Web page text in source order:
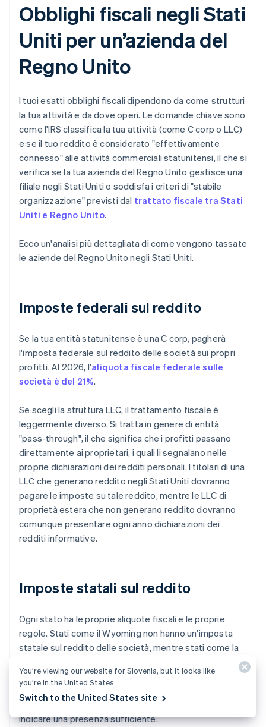
Obblighi fiscali negli Stati
Uniti per un’azienda del
Regno Unito
I tuoi esatti obblighi fiscali dipendono da come strutturi
la tua attività e da dove operi. Le domande chiave sono
come l'IRS classifica la tua attività (come C corp o LLC)
e se il tuo reddito è considerato "effettivamente
connesso" alle attività commerciali statunitensi, il che si
verifica se la tua azienda del Regno Unito gestisce una
filiale negli Stati Uniti o soddisfa i criteri di "stabile
organizzazione" previsti dal trattato fiscale tra Stati
Uniti e Regno Unito.
Ecco un'analisi più dettagliata di come vengono tassate
le aziende del Regno Unito negli Stati Uniti.
Imposte federali sul reddito
Se la tua entità statunitense è una C corp, pagherà
l'imposta federale sul reddito delle società sui propri
profitti. Al 2026, l'aliquota fiscale federale sulle
società è del 21%.
Se scegli la struttura LLC, il trattamento fiscale è
leggermente diverso. Si tratta in genere di entità
"pass-through", il che significa che i profitti passano
direttamente ai proprietari, i quali li segnalano nelle
proprie dichiarazioni dei redditi personali. I titolari di una
LLC che generano reddito negli Stati Uniti dovranno
pagare le imposte su tale reddito, mentre le LLC di
proprietà estera che non generano reddito dovranno
comunque presentare ogni anno dichiarazioni dei
redditi informative.
Imposte statali sul reddito
Ogni stato ha le proprie aliquote fiscali e le proprie
regole. Stati come il Wyoming non hanno un'imposta
statale sul reddito delle società, mentre stati come la
alte. Se operi in più stati, potresti dover presentare le
imposte statali in ciascuno di essi, a seconda di dove
hai ilnexus, un termine di carattere giuridico per
indicare una presenza sufficiente.
You’re viewing our website for Slovenia, but it looks like
you’re in the United States.
Switch to the United States site